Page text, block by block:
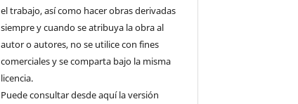
el trabajo, así como hacer obras derivadas
siempre y cuando se atribuya la obra al
autor o autores, no se utilice con fines
comerciales y se comparta bajo la misma
licencia.
Puede consultar desde aquí la versión